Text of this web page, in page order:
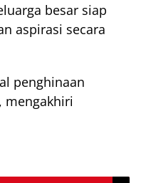
besar siap
aspirasi secara
penghinaan
mengakhiri